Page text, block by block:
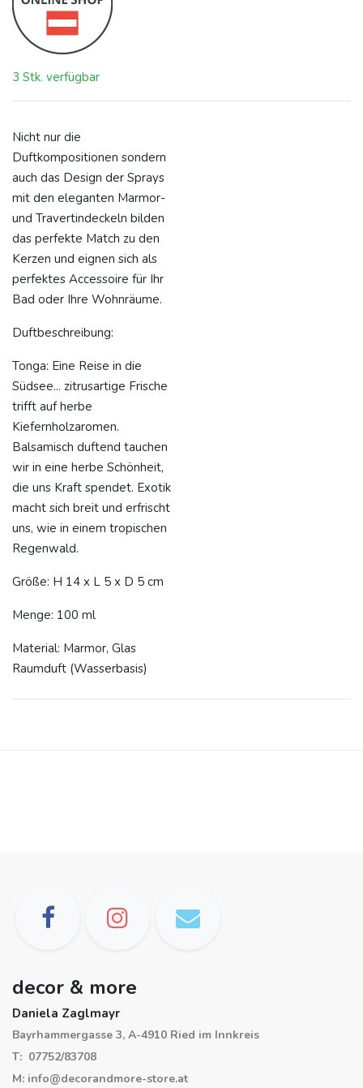
3 Stk. verfügbar
Nicht nur die
Duftkompositionen sondern
auch das Design der Sprays
mit den eleganten Marmor-
und Travertindeckeln bilden
das perfekte Match zu den
Kerzen und eignen sich als
perfektes Accessoire für Ihr
Bad oder Ihre Wohnräume.
Duftbeschreibung:
Tonga: Eine Reise in die
Südsee... zitrusartige Frische
trifft auf herbe
Kiefernholzaromen.
Balsamisch duftend tauchen
wir in eine herbe Schönheit,
die uns Kraft spendet. Exotik
macht sich breit und erfrischt
uns, wie in einem tropischen
Regenwald.
Größe: H 14 x L 5 x D 5 cm
Menge: 100 ml
Material: Marmor, Glas
Raumduft (Wasserbasis)
decor & more
Daniela Zaglmayr
Bayrhammergasse 3, A-4910 Ried im Innkreis
T: 07752/83708
M: info@decorandmore-store.at